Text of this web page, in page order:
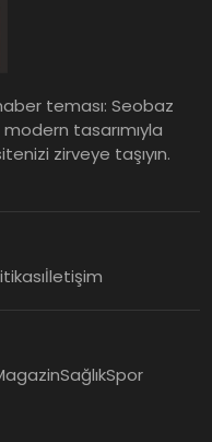
teması: Seobaz
modern tasarımıyla
zirveye taşıyın.
İletişim
SağlıkSpor